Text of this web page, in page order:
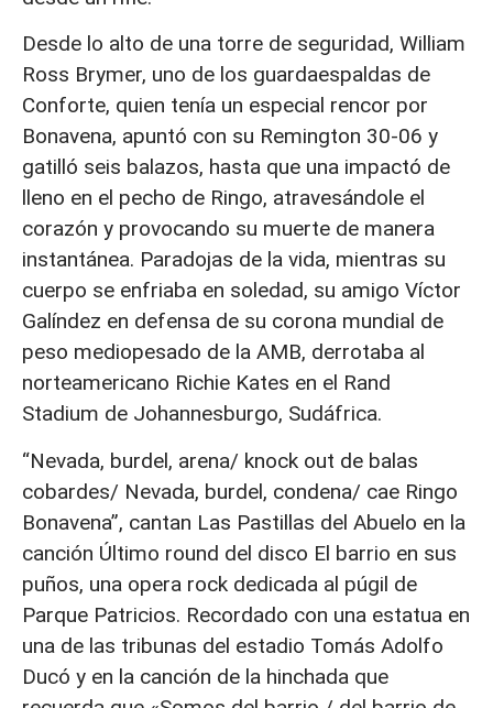
Desde lo alto de una torre de seguridad, William
Ross Brymer, uno de los guardaespaldas de
Conforte, quien tenía un especial rencor por
Bonavena, apuntó con su Remington 30-06 y
gatilló seis balazos, hasta que una impactó de
lleno en el pecho de Ringo, atravesándole el
corazón y provocando su muerte de manera
instantánea. Paradojas de la vida, mientras su
cuerpo se enfriaba en soledad, su amigo Víctor
Galíndez en defensa de su corona mundial de
peso mediopesado de la AMB, derrotaba al
norteamericano Richie Kates en el Rand
Stadium de Johannesburgo, Sudáfrica.
“Nevada, burdel, arena/ knock out de balas
cobardes/ Nevada, burdel, condena/ cae Ringo
Bonavena”, cantan Las Pastillas del Abuelo en la
canción Último round del disco El barrio en sus
puños, una opera rock dedicada al púgil de
Parque Patricios. Recordado con una estatua en
una de las tribunas del estadio Tomás Adolfo
Ducó y en la canción de la hinchada que